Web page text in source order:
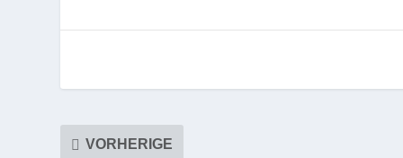
VORHERIGE